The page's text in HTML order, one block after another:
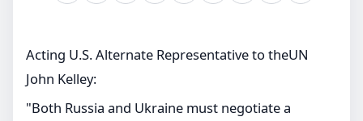
Acting U.S. Alternate Representative to theUN
John Kelley:
"Both Russia and Ukraine must negotiate a